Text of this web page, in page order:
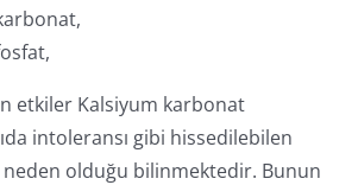
etkiler Kalsiyum karbonat
intoleransı gibi hissedilebilen
neden olduğu bilinmektedir. Bunun